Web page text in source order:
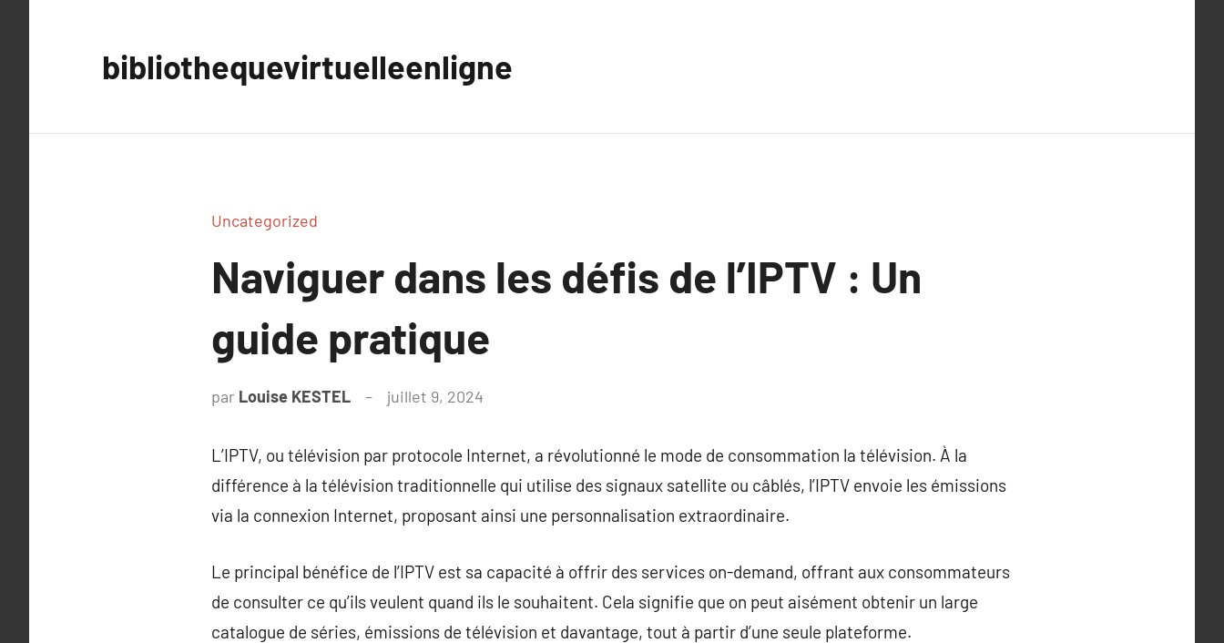
bibliothequevirtuelleenligne
Uncategorized
Naviguer dans les défis de l’IPTV : Un
guide pratique
par Louise KESTEL juillet 9, 2024
L’IPTV, ou télévision par protocole Internet, a révolutionné le mode de consommation la télévision. À la
différence à la télévision traditionnelle qui utilise des signaux satellite ou câblés, l’IPTV envoie les émissions
via la connexion Internet, proposant ainsi une personnalisation extraordinaire.
Le principal bénéfice de l’IPTV est sa capacité à offrir des services on-demand, offrant aux consommateurs
de consulter ce qu’ils veulent quand ils le souhaitent. Cela signifie que on peut aisément obtenir un large
catalogue de séries, émissions de télévision et davantage, tout à partir d’une seule plateforme.